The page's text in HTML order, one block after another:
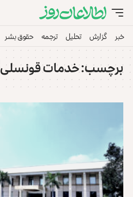
خبر گزارش تحلیل ترجمه حقوق بشر
برچسب:خدمات قونسلی